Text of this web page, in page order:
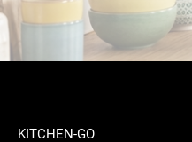
KITCHEN-GO